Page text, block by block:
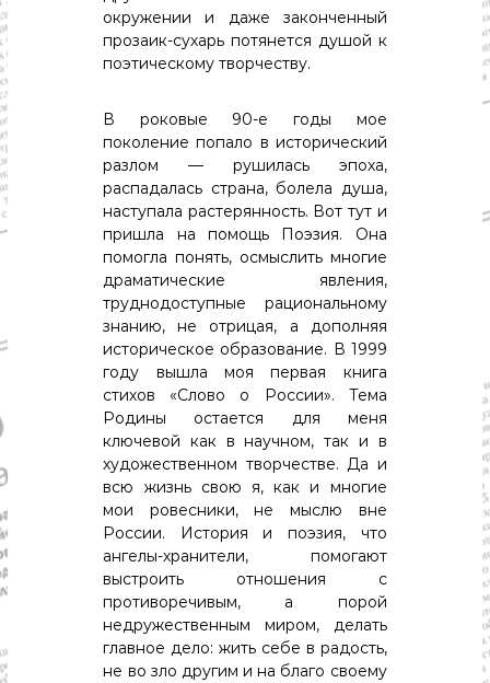
окружении и даже законченный
прозаик-сухарь потянется душой к
поэтическому творчеству.
В роковые 90-е годы мое
поколение попало в исторический
разлом — рушилась эпоха,
распадалась страна, болела душа,
наступала растерянность. Вот тут и
пришла на помощь Поэзия. Она
помогла понять, осмыслить многие
драматические явления,
труднодоступные рациональному
знанию, не отрицая, а дополняя
историческое образование. В 1999
году вышла моя первая книга
стихов «Слово о России». Тема
Родины остается для меня
ключевой как в научном, так и в
художественном творчестве. Да и
всю жизнь свою я, как и многие
мои ровесники, не мыслю вне
России. История и поэзия, что
ангелы-хранители, помогают
выстроить отношения с
противоречивым, а порой
недружественным миром, делать
главное дело: жить себе в радость,
не во зло другим и на благо своему